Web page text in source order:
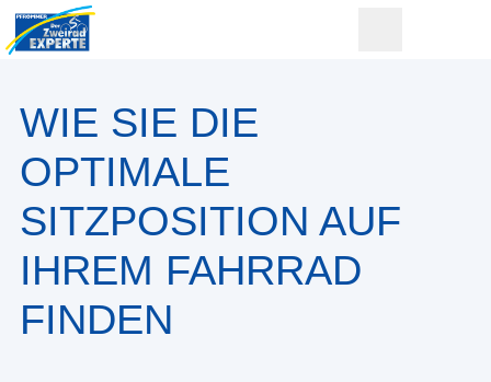
WIE SIE DIE
OPTIMALE
SITZPOSITION AUF
IHREM FAHRRAD
FINDEN